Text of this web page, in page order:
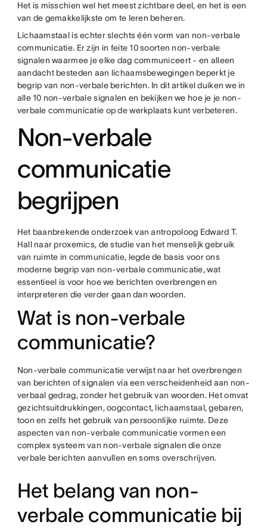
Het is misschien wel het meest zichtbare deel, en het is een
van de gemakkelijkste om te leren beheren.
Lichaamstaal is echter slechts één vorm van non-verbale
communicatie. Er zijn in feite 10 soorten non-verbale
signalen waarmee je elke dag communiceert - en alleen
aandacht besteden aan lichaamsbewegingen beperkt je
begrip van non-verbale berichten. In dit artikel duiken we in
alle 10 non-verbale signalen en bekijken we hoe je je non-
verbale communicatie op de werkplaats kunt verbeteren.
Non-verbale
communicatie
begrijpen
Het baanbrekende onderzoek van antropoloog Edward T.
Hall naar proxemics, de studie van het menselijk gebruik
van ruimte in communicatie, legde de basis voor ons
moderne begrip van non-verbale communicatie, wat
essentieel is voor hoe we berichten overbrengen en
interpreteren die verder gaan dan woorden.
Wat is non-verbale
communicatie?
Non-verbale communicatie verwijst naar het overbrengen
van berichten of signalen via een verscheidenheid aan non-
verbaal gedrag, zonder het gebruik van woorden. Het omvat
gezichtsuitdrukkingen, oogcontact, lichaamstaal, gebaren,
toon en zelfs het gebruik van persoonlijke ruimte. Deze
aspecten van non-verbale communicatie vormen een
complex systeem van non-verbale signalen die onze
verbale berichten aanvullen en soms overschrijven.
Het belang van non-
verbale communicatie bij